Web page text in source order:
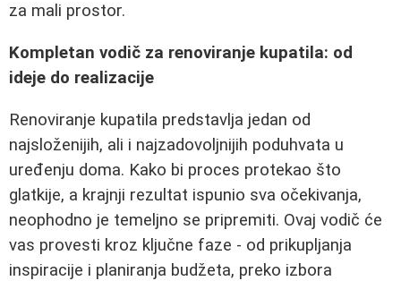
za mali prostor.
Kompletan vodič za renoviranje kupatila: od
ideje do realizacije
Renoviranje kupatila predstavlja jedan od
najsloženijih, ali i najzadovoljnijih poduhvata u
uređenju doma. Kako bi proces protekao što
glatkije, a krajnji rezultat ispunio sva očekivanja,
neophodno je temeljno se pripremiti. Ovaj vodič će
vas provesti kroz ključne faze - od prikupljanja
inspiracije i planiranja budžeta, preko izbora